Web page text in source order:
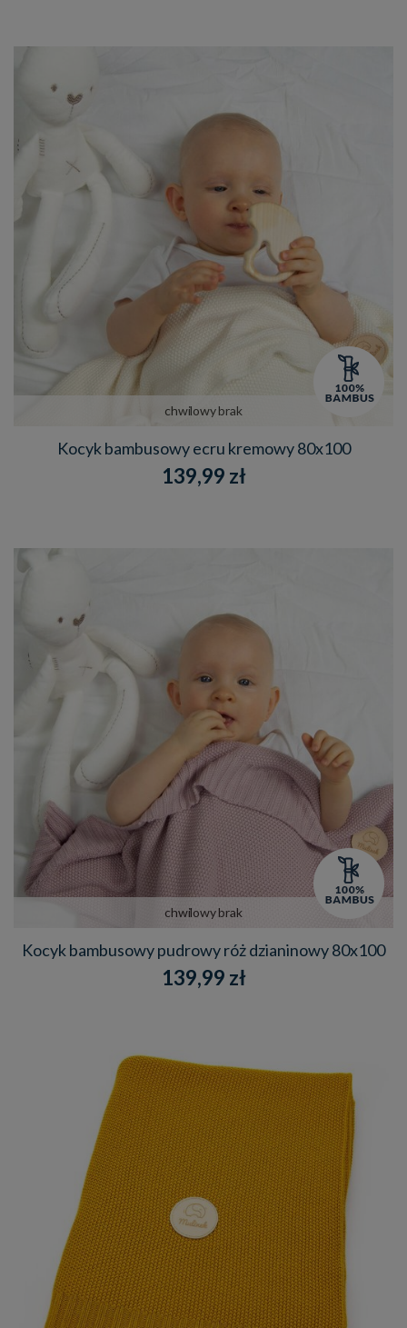
chwilowy brak
Kocyk bambusowy ecru kremowy 80x100
139,99 zł
chwilowy brak
Kocyk bambusowy pudrowy róż dzianinowy 80x100
139,99 zł